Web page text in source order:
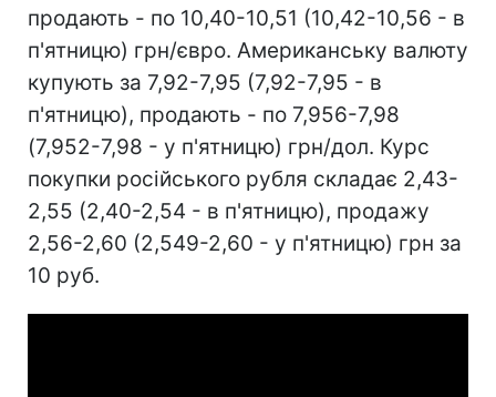
продають - по 10,40-10,51 (10,42-10,56 - в
п'ятницю) грн/євро. Американську валюту
купують за 7,92-7,95 (7,92-7,95 - в
п'ятницю), продають - по 7,956-7,98
(7,952-7,98 - у п'ятницю) грн/дол. Курс
покупки російського рубля складає 2,43-
2,55 (2,40-2,54 - в п'ятницю), продажу
2,56-2,60 (2,549-2,60 - у п'ятницю) грн за
10 руб.